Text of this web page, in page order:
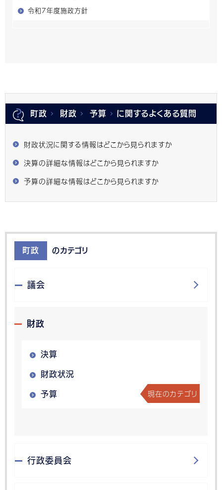
令和7年度施政方針
町政 財政 予算 に関するよくある質問
財政状況に関する情報はどこから見られますか
決算の詳細な情報はどこから見られますか
予算の詳細な情報はどこから見られますか
町政 のカテゴリ
議会
財政
決算
財政状況
予算 現在のカテゴリ
行政委員会